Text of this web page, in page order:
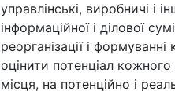
управлінські, виробничі і
інформаційної і ділової
реорганізації і формуванні
оцінити потенціал
місця, на потенційно і